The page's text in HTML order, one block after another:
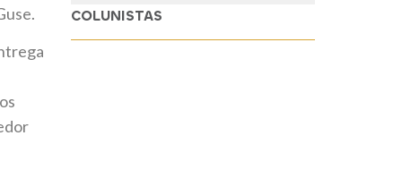
COLUNISTAS